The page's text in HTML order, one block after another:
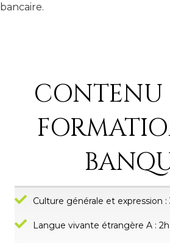
bancaire.
CONTENU
Culture générale et expression :
Langue vivante étrangère A : 2h